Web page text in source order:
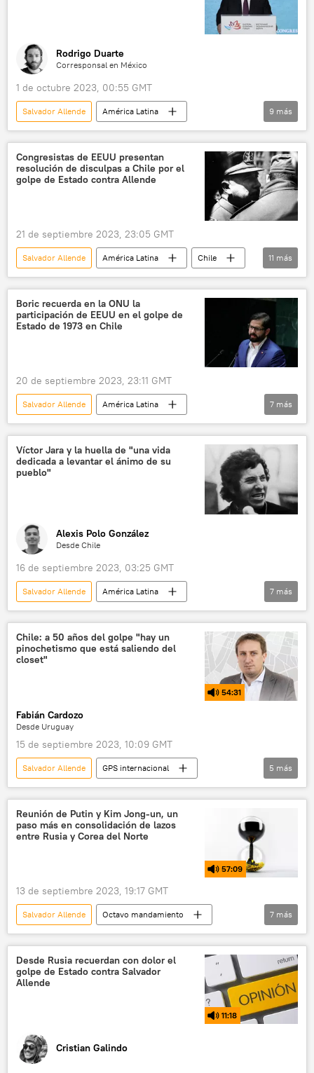
Rodrigo Duarte
Corresponsal en México
1 de octubre 2023, 00:55 GMT
Salvador Allende
América Latina
Vladímir Putin
Rusia
BRICS
💬 Opinión y Análisis
Duma Estatal de Rusia
Fidel Castro
9 más
Congresistas de EEUU presentan
resolución de disculpas a Chile por el
golpe de Estado contra Allende
21 de septiembre 2023, 23:05 GMT
Salvador Allende América Latina
Chile
Bernie Sanders
Richard Nixon
EEUU
Orlando Letelier
historia
Alexandria Ocasio-Cortez
Organización de Estados Americanos (OEA)
11 más
Boric recuerda en la ONU la
participación de EEUU en el golpe de
Estado de 1973 en Chile
20 de septiembre 2023, 23:11 GMT
Salvador Allende
América Latina
Gabriel Boric
Chile
EEUU
ONU
Dictadura Militar en Chile (1973-1990)
Richard Nixon
Asamblea General de la ONU
7 más
Víctor Jara y la huella de "una vida
dedicada a levantar el ánimo de su
pueblo"
Alexis Polo González
Desde Chile
16 de septiembre 2023, 03:25 GMT
Salvador Allende
América Latina
🎭 Arte y cultura
Víctor Jara
Chile
artistas
música
Dictadura Militar en Chile (1973-1990)
7 más
Chile: a 50 años del golpe "hay un
pinochetismo que está saliendo del
closet"
54:31
Fabián Cardozo
Desde Uruguay
15 de septiembre 2023, 10:09 GMT
Salvador Allende
GPS internacional
Richard Nixon
EEUU
Chile
política
Henry Kissinger
5 más
Reunión de Putin y Kim Jong-un, un
paso más en consolidación de lazos
entre Rusia y Corea del Norte
57:09
13 de septiembre 2023, 19:17 GMT
Salvador Allende
Octavo mandamiento
Kim Jong-un
política
Rusia
Vladímir Putin
República Dominicana
Haití
Chile
7 más
Desde Rusia recuerdan con dolor el
golpe de Estado contra Salvador
Allende
11:18
Cristian Galindo